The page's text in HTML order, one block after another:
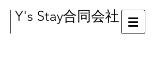
Y's Stay合同会社